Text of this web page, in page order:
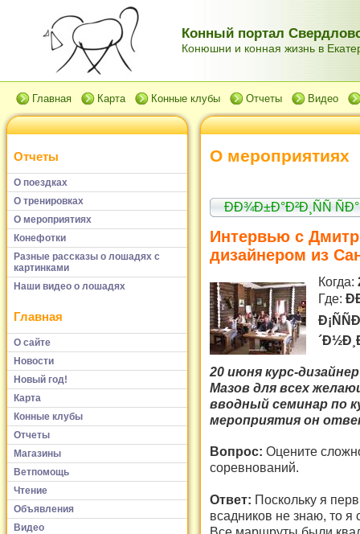
Конный портал
Конюшни и конная жизнь в
Главная Карта Конные клубы Отчеты Видео
Отчеты
О поездках
О тренировках
О мероприятиях
Конефотки
Разные рассказы о лошадях с
картинками
Наши видео о лошадях
Главная
О сайте
Новости
Новый год!
Карта
Конные клубы
Отчеты
Магазины
Ветпомощь
Чтение
Объявления
Видео
О мероприятиях
ÐÐ¾Ð±Ð°Ð²Ð¸ÑÑ
Интервью с
дизайнером из
Когда:
Где:
20 июня курс-
Мазов для всех
вводный семинар по
мероприятия он
Вопрос: Оцените
соревнований.
Ответ: Поскольку я
всадников не знаю, то